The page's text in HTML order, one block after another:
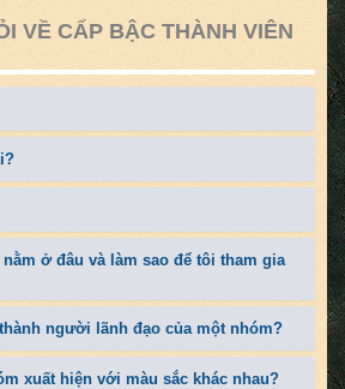
VỀ CẤP BẬC THÀNH VIÊN
ở đâu và làm sao để tôi tham gia
người lãnh đạo của một nhóm?
xuất hiện với màu sắc khác nhau?